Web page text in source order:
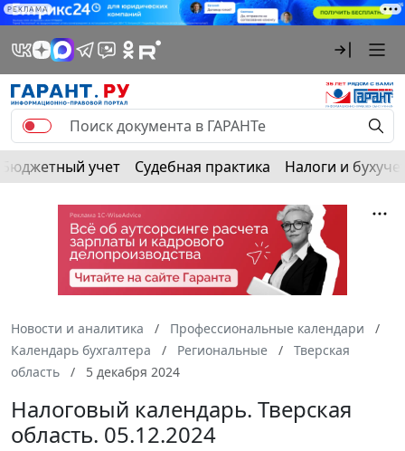
РЕКЛАМА
Бюджетный учет Судебная практика Налоги и
Новости и аналитика
Профессиональные календари
Календарь бухгалтера
Региональные
Тверская
область
5 декабря 2024
Налоговый календарь. Тверская
область. 05.12.2024